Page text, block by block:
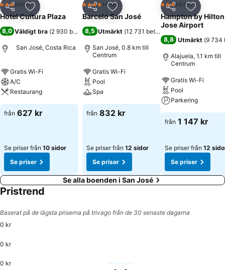
Dela Lägg till i Mina Favoriter
3 Stjärnor
Hotell
Hotel Cultura Plaza
8,0 Väldigt bra (2 930 betyg)
San José, Costa Rica
Gratis Wi-Fi
A/C
Restaurang
från 627 kr
Se priser från 10 sidor
Se priser
Dela Lägg till i Mina Favoriter
4 StjärnorHotell
Barceló San José
8,5 Utmärkt (12 731 betyg
San José, 0.8 km till
Centrum
Gratis Wi-Fi
Pool
Spa
från 832 kr
Se priser från 12 sidor
Se priser
Dela Lägg till
3 Stjärnor
Hotell
Hampton by Hilton
Jose Airport
8,8 Utmärkt (9 734
Alajuela, 1.1 km till
Centrum
Gratis Wi-Fi
Pool
Parkering
från 1 147 kr
Se priser från 12
Se priser
Se alla boenden i San José
Pristrend
Baserat på de lägsta priserna på trivago från de 30 senaste dagarna
0 kr
0 kr
0 kr